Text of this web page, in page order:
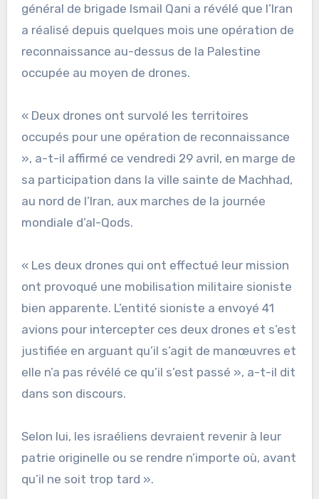
général de brigade Ismail Qani a révélé que l’Iran
a réalisé depuis quelques mois une opération de
reconnaissance au-dessus de la Palestine
occupée au moyen de drones.
« Deux drones ont survolé les territoires
occupés pour une opération de reconnaissance
», a-t-il affirmé ce vendredi 29 avril, en marge de
sa participation dans la ville sainte de Machhad,
au nord de l’Iran, aux marches de la journée
mondiale d’al-Qods.
« Les deux drones qui ont effectué leur mission
ont provoqué une mobilisation militaire sioniste
bien apparente. L’entité sioniste a envoyé 41
avions pour intercepter ces deux drones et s’est
justifiée en arguant qu’il s’agit de manœuvres et
elle n’a pas révélé ce qu’il s’est passé », a-t-il dit
dans son discours.
Selon lui, les israéliens devraient revenir à leur
patrie originelle ou se rendre n’importe où, avant
qu’il ne soit trop tard ».